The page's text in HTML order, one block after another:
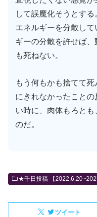
して誤魔化そうとす
エネルギーを分散し
ギーの分散を許せば
も死ねない。
もう何もかも捨てて
にきれなかったこと
い時に、肉体もろと
のだ。
★千日投稿 【
ツイート